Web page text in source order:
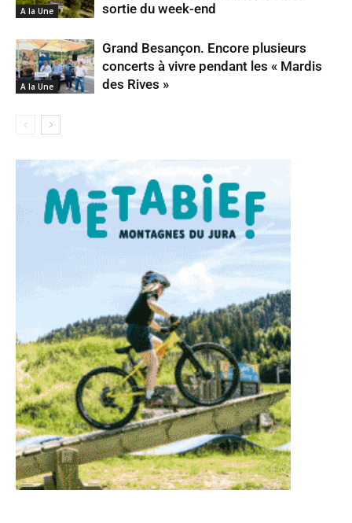
A la Une
sortie du week-end
A la Une
Grand Besançon. Encore plusieurs
concerts à vivre pendant les « Mardis
des Rives »